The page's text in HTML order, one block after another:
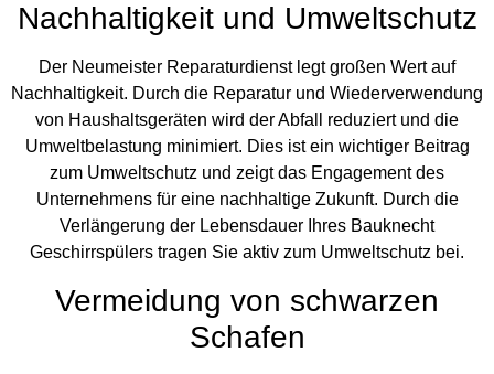
Nachhaltigkeit und Umweltschutz
Der Neumeister Reparaturdienst legt großen Wert auf
Nachhaltigkeit. Durch die Reparatur und Wiederverwendung
von Haushaltsgeräten wird der Abfall reduziert und die
Umweltbelastung minimiert. Dies ist ein wichtiger Beitrag
zum Umweltschutz und zeigt das Engagement des
Unternehmens für eine nachhaltige Zukunft. Durch die
Verlängerung der Lebensdauer Ihres Bauknecht
Geschirrspülers tragen Sie aktiv zum Umweltschutz bei.
Vermeidung von schwarzen
Schafen